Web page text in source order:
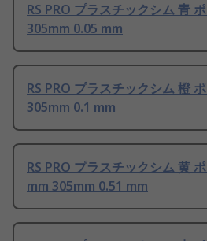
RS PRO プラスチックシム 青
305mm 0.05 mm
RS PRO プラスチックシム 橙
305mm 0.1 mm
RS PRO プラスチックシム 黄
mm 305mm 0.51 mm